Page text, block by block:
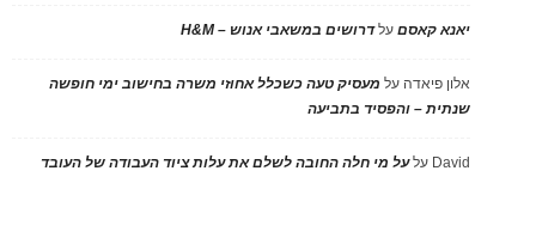
יאנא קאסםעלדרושים במשאבי אנוש – H&M
אלון פיאדה על מעסיק טעה כשכלל אחוזי משרה בחישוב ימי חופשה
שנתית – והפסיד בתביעה
David עלעל מי חלה החובה לשלם את עלות ציוד העבודה של העובד